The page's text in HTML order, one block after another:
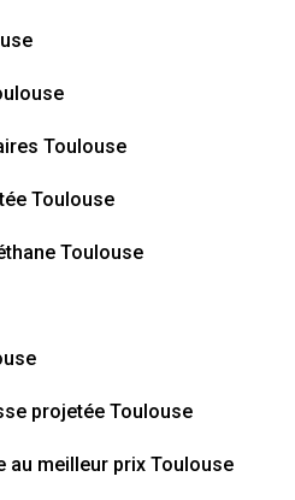
Toulouse
Toulouse
Toulouse
projetée Toulouse
au meilleur prix Toulouse